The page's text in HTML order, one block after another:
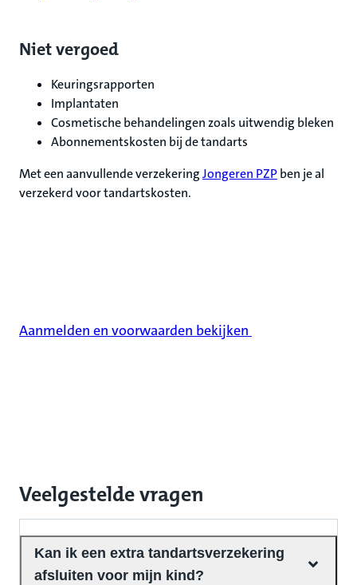
Niet vergoed
Keuringsrapporten
Implantaten
Cosmetische behandelingen zoals uitwendig bleken
Abonnementskosten bij de tandarts
Met een aanvullende verzekeringJongeren PZPben je al
verzekerd voor tandartskosten.
Aanmelden en voorwaarden bekijken
Veelgestelde vragen
Kan ik een extra tandartsverzekering
afsluiten voor mijn kind?